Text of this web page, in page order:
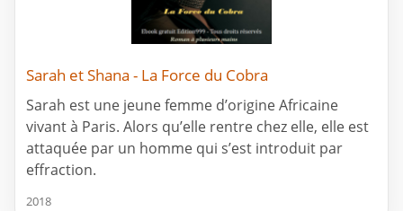
Sarah et Shana - La Force du Cobra
Sarah est une jeune femme d’origine Africaine
vivant à Paris. Alors qu’elle rentre chez elle, elle est
attaquée par un homme qui s’est introduit par
effraction.
2018